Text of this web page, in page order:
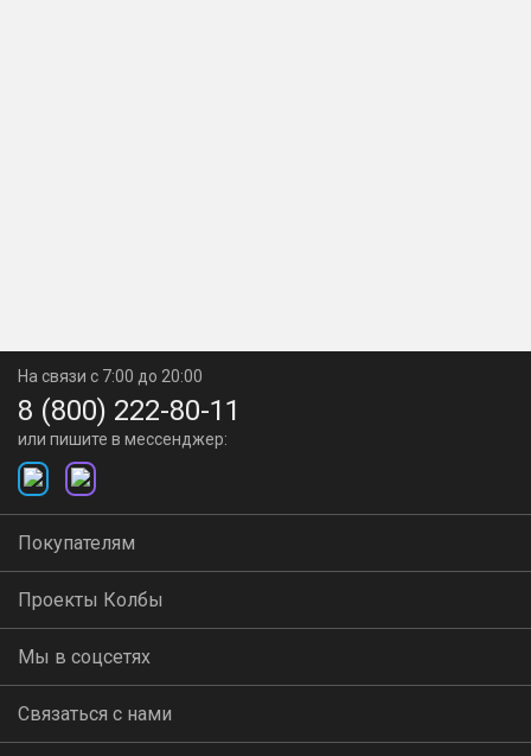
На связи с 7:00 до 20:00
8 (800) 222-80-11
или пишите в мессенджер:
Покупателям
Проекты Колбы
Мы в соцсетях
Связаться с нами